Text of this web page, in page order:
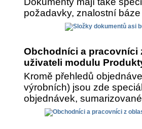
požadavky, znalostní
Obchodníci a
uživateli modulu
Kromě přehledů
výrobních) jsou zde
objednávek,